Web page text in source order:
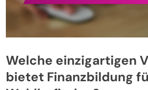
Welche einzigartigen
bietet Finanzbildung